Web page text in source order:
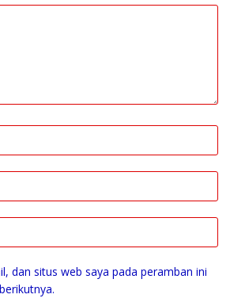
dan situs web saya pada peramban ini